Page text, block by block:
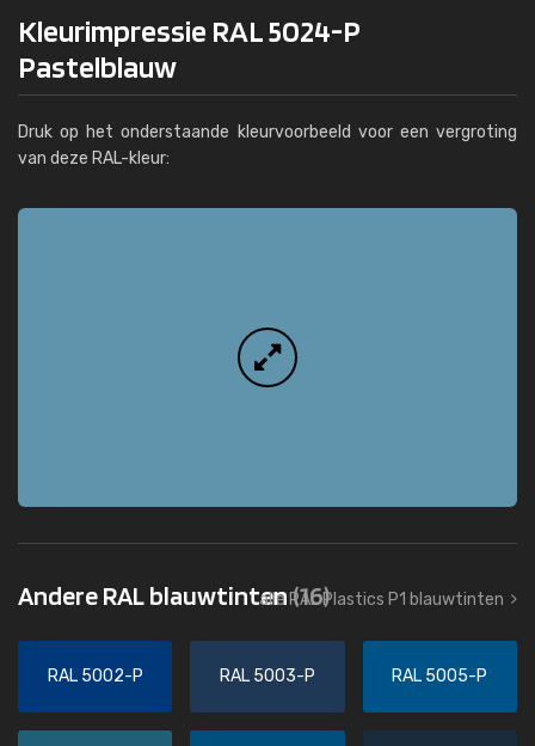
Kleurimpressie RAL 5024-P
Pastelblauw
Druk op het onderstaande kleurvoorbeeld voor een vergroting
van deze RAL-kleur:
Andere RAL blauwtinten(16)
alle RAL Plastics P1 blauwtinten
RAL 5002-P RAL 5003-P RAL 5005-P